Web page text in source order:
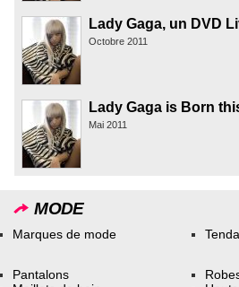
Lady Gaga, un DVD
Octobre 2011
Lady Gaga is Born
Mai 2011
MODE
Marques de mode
Pantalons